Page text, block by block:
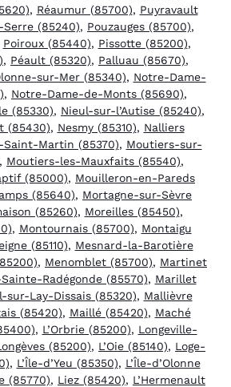
, Réaumur (85700), Puyravault
Serre (85240), Pouzauges (85700),
Poiroux (85440), Pissotte (85200),
, Péault (85320), Palluau (85670),
sur-Mer (85340), Notre-Dame-
, Notre-Dame-de-Monts (85690),
(85330), Nieul-sur-l’Autise (85240),
(85430), Nesmy (85310), Nalliers
Saint-Martin (85370), Moutiers-sur-
, Moutiers-les-Mauxfaits (85540),
(85000), Mouilleron-en-Pareds
(85640), Mortagne-sur-Sèvre
(85260), Moreilles (85450),
, Montournais (85700), Montaigu
(85110), Mesnard-la-Barotière
, Menomblet (85700), Martinet
Radégonde (85570), Marillet
sur-Lay-Dissais (85320), Mallièvre
(85420), Maillé (85420), Maché
, L’Orbrie (85200), Longeville-
(85200), L’Oie (85140), Loge-
, L’Île-d’Yeu (85350), L’Île-d’Olonne
(85770), Liez (85420), L’Hermenault